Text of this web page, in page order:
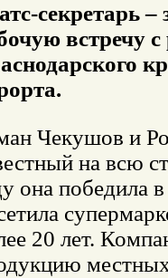
секретарь
встречу
Чекушов и
на всю
она победила
20 лет.
местных